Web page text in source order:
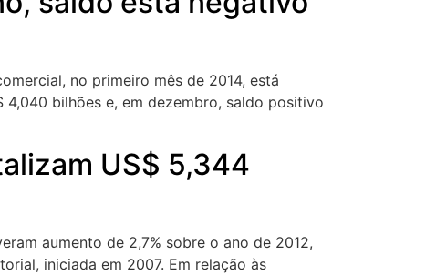
no primeiro mês de 2014, está
bilhões e, em dezembro, saldo positivo
US$ 5,344
aumento de 2,7% sobre o ano de 2012,
iniciada em 2007. Em relação às